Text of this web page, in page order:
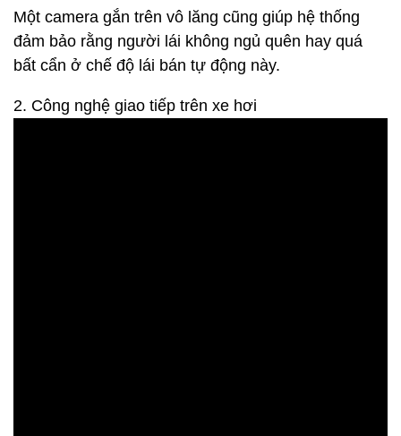
Một camera gắn trên vô lăng cũng giúp hệ thống
đảm bảo rằng người lái không ngủ quên hay quá
bất cẩn ở chế độ lái bán tự động này.
2. Công nghệ giao tiếp trên xe hơi